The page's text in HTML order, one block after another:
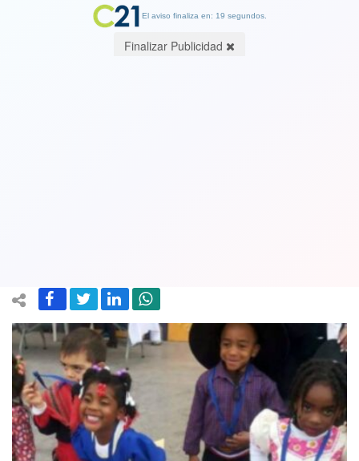
El aviso finaliza en: 18 segundos.
Finalizar Publicidad